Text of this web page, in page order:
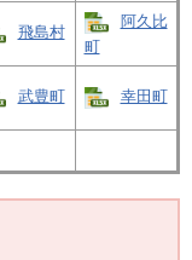
飛島村
阿久比
町
武豊町 幸田町